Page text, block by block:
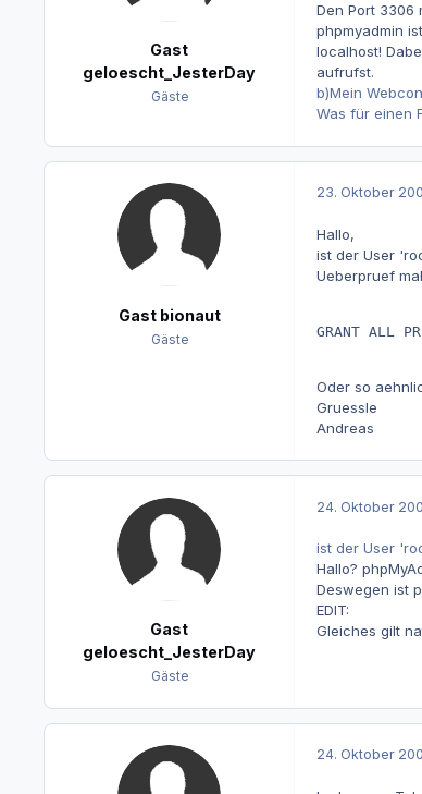
Gast
geloescht_JesterDay
Gäste
Den Port 3306
phpmyadmin
localhost!
aufrufst.
b)Mein
Was für einen
Gast bionaut
Gäste
23. Oktober
Hallo,
ist der User
Ueberpruef
GRANT ALL
Oder so
Gruessle
Andreas
Gast
geloescht_JesterDay
Gäste
24. Oktober
ist der User
Hallo?
Deswegen ist
EDIT:
Gleiches gilt
24. Oktober